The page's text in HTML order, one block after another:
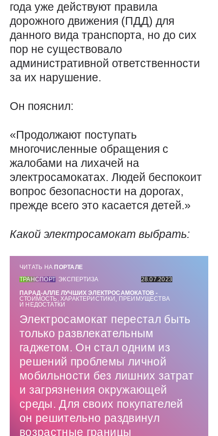
года уже действуют правила
дорожного движения (ПДД) для
данного вида транспорта, но до сих
пор не существовало
административной ответственности
за их нарушение.
Он пояснил:
«Продолжают поступать
многочисленные обращения с
жалобами на лихачей на
электросамокатах. Людей беспокоит
вопрос безопасности на дорогах,
прежде всего это касается детей.»
Какой электросамокат выбрать:
ЧИТАТЬ НА ПОРТАЛЕ
ТРАНСПОРТ ЭКСПЕРТИЗА
28.07.2023
ПАРАД-АЛЛЕ ЛУЧШИХ ЭЛЕКТРОСАМОКАТОВ -
СТОИМОСТЬ, ХАРАКТЕРИСТИКИ, ПРЕИМУЩЕСТВА
И НЕДОСТАТКИ
Электросамокат перестал быть
только развлекательным
гаджетом. Он стал одним из
решений проблемы личной
мобильности без лишних затрат
и загрязнения окружающей
среды. Для своих покупателей
он решительно раздвинул
возрастные границы